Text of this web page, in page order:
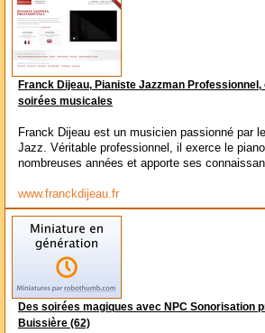
Franck Dijeau, Pianiste Jazzman
soirées musicales
Franck Dijeau est un musicien passionné par
Jazz. Véritable professionnel, il exerce le
nombreuses années et apporte ses
www.franckdijeau.fr
Des soirées magiques avec NPC Sonorisation
Buissière (62)